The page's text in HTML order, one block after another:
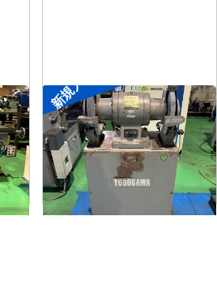
新規入荷
両頭グラインダー
メーカー 淀川電機
形 FG-255T
年